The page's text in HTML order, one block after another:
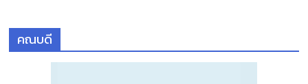
คณบดี